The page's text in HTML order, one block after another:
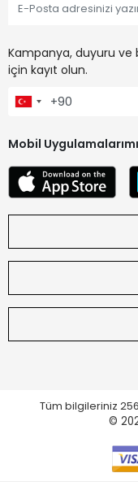
Kampanya, duyuru
için kayıt olun.
Mobil
Tüm bilgileriniz
©